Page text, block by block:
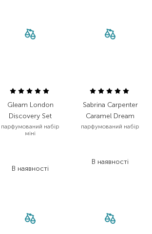
Gleam London
Discovery Set
парфумований набір
міні
В наявності
Sabrina Carpenter
Caramel Dream
парфумований набір
В наявності